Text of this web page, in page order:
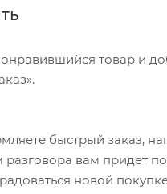
товар и
быстрый заказ,
разговора вам придет
новой